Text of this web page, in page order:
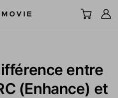
entre
(Enhance) et